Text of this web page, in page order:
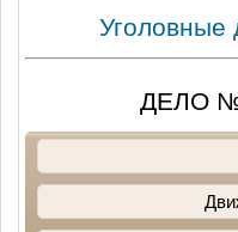
Уголовные
ДЕЛО №